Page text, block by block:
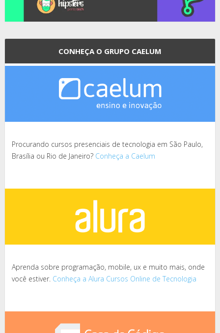
CONHEÇA O GRUPO CAELUM
Procurando cursos presenciais de tecnologia em São Paulo,
Brasília ou Rio de Janeiro? Conheça a Caelum
Aprenda sobre programação, mobile, ux e muito mais, onde
você estiver. Conheça a Alura Cursos Online de Tecnologia